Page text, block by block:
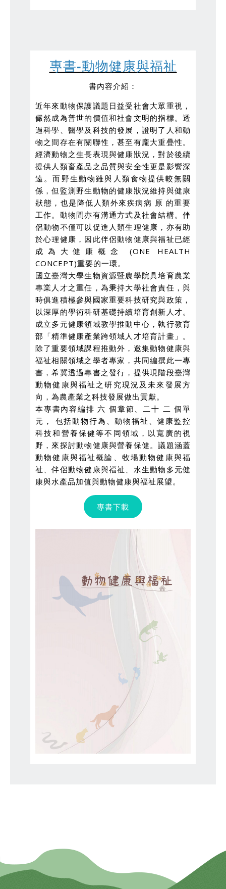
專書-動物健康與福祉
書內容介紹：
近年來動物保護議題日益受社會大眾重視，
儼然成為普世的價值和社會文明的指標。透
過科學、醫學及科技的發展，證明了人和動
物之間存在有關聯性，甚至有龐大重疊性。
經濟動物之生長表現與健康狀況，對於後續
提供人類畜產品之品質與安全性更是影響深
遠。而野生動物雖與人類食物提供較無關
係，但監測野生動物的健康狀況維持與健康
狀態，也是降低人類外來疾病病 原 的重要
工作。動物間亦有溝通方式及社會結構。伴
侶動物不僅可以促進人類生理健康，亦有助
於心理健康，因此伴侶動物健康與福祉已經
成為大健康概念 (ONE HEALTH
CONCEPT)重要的一環。
國立臺灣大學生物資源暨農學院具培育農業
專業人才之重任，為秉持大學社會責任，與
時俱進積極參與國家重要科技研究與政策，
以深厚的學術科研基礎持續培育創新人才。
成立多元健康領域教學推動中心，執行教育
部「精準健康產業跨領域人才培育計畫」。
除了重要領域課程推動外，邀集動物健康與
福祉相關領域之學者專家，共同編撰此一專
書，希冀透過專書之發行，提供現階段臺灣
動物健康與福祉之研究現況及未來發展方
向，為農產業之科技發展做出貢獻。
本專書內容編排 六 個章節、二十 二 個單
元， 包括動物行為、動物福祉、健康監控
科技和營養保健等不同領域，以寬廣的視
野，來探討動物健康與營養保健。議題涵蓋
動物健康與福祉概論、牧場動物健康與福
祉、伴侶動物健康與福祉、水生動物多元健
康與水產品加值與動物健康與福祉展望。
專書下載